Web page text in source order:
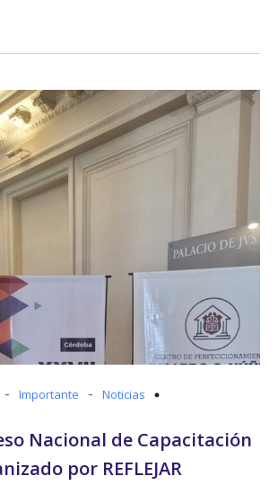
- Importante -
Noticias
Nacional de Capacitación
por REFLEJAR